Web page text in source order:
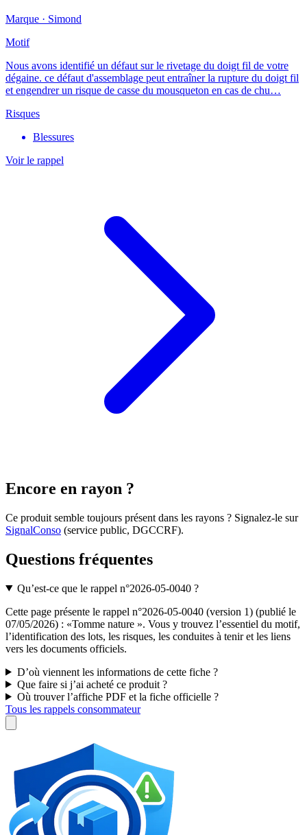
Marque · Simond
Motif
Nous avons identifié un défaut sur le rivetage du doigt fil de votre
dégaine. ce défaut d'assemblage peut entraîner la rupture du doigt fil
et engendrer un risque de casse du mousqueton en cas de chu…
Risques
Blessures
Voir le rappel
Encore en rayon ?
Ce produit semble toujours présent dans les rayons ? Signalez-le sur
SignalConso (service public, DGCCRF).
Questions fréquentes
Qu’est-ce que le rappel n°2026-05-0040 ?
Cette page présente le rappel n°2026-05-0040 (version 1) (publié le
07/05/2026) : «Tomme nature ». Vous y trouvez l’essentiel du motif,
l’identification des lots, les risques, les conduites à tenir et les liens
vers les documents officiels.
D’où viennent les informations de cette fiche ?
Que faire si j’ai acheté ce produit ?
Où trouver l’affiche PDF et la fiche officielle ?
Tous les rappels consommateur